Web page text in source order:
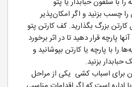
را چسب بزنید و اگر امکان‌پذیر
بزرگ بگذارید. کف کارتن پتو
پارچه قرار دهید تا در اثر برخورد
را با پارچه یا کارتن بپوشانید و
حبابدار بزنید.
برای اسباب کشی یکی از مراحل